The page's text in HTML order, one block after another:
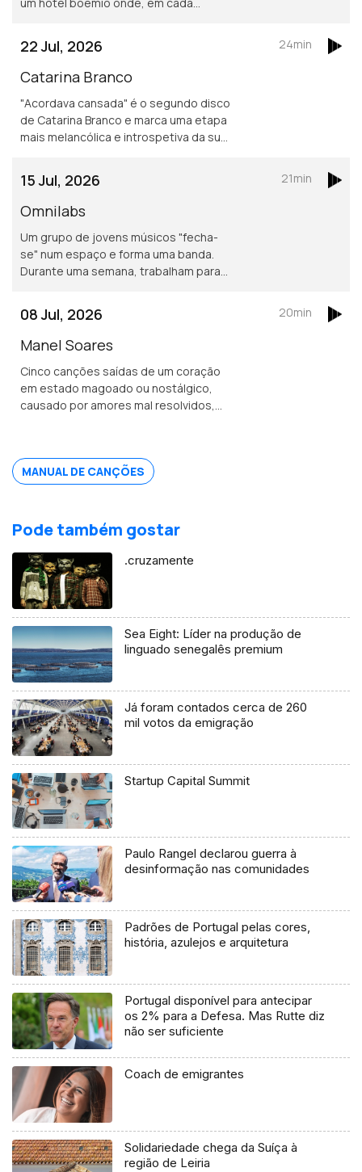
necessariamente de dar certo.
22 Jul, 2026
Catarina Branco
"Acordava cansada" é o segundo disco
de Catarina Branco e marca uma etapa
mais melancólica e introspetiva da sua
24min
15 Jul, 2026
Omnilabs
Um grupo de jovens músicos "fecha-
se" num espaço e forma uma banda.
Durante uma semana, trabalham para
Canções a explicar a dinâmica deste
projeto.
21min
08 Jul, 2026
Manel Soares
Cinco canções saídas de um coração
em estado magoado ou nostálgico,
causado por amores mal resolvidos,
apresentar.
20min
MANUAL DE CANÇÕES
Pode também gostar
.cruzamente
Sea Eight: Líder na produção de
linguado senegalês premium
Já foram contados cerca de 260
mil votos da emigração
Startup Capital Summit
Paulo Rangel declarou guerra à
desinformação nas comunidades
Padrões de Portugal pelas cores,
história, azulejos e arquitetura
Portugal disponível para antecipar
os 2% para a Defesa. Mas Rutte diz
não ser suficiente
Coach de emigrantes
Solidariedade chega da Suíça à
região de Leiria